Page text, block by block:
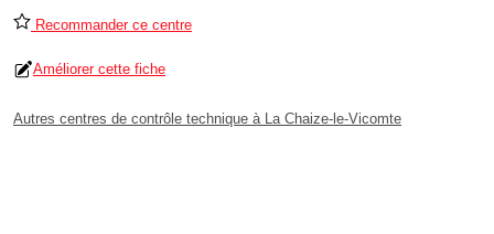
Recommander ce centre
Améliorer cette fiche
Autres centres de contrôle technique à La Chaize-le-Vicomte